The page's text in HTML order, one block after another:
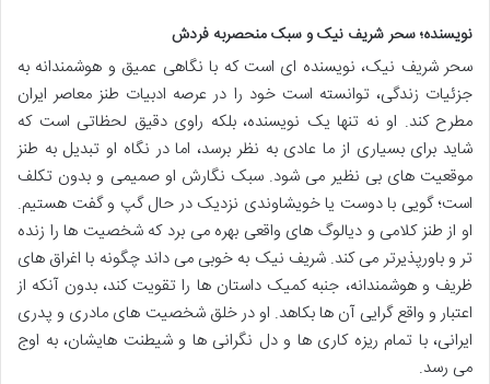
نویسنده؛ سحر شریف نیک و سبک منحصربه فردش
سحر شریف نیک، نویسنده ای است که با نگاهی عمیق و هوشمندانه به
جزئیات زندگی، توانسته است خود را در عرصه ادبیات طنز معاصر ایران
مطرح کند. او نه تنها یک نویسنده، بلکه راوی دقیق لحظاتی است که
شاید برای بسیاری از ما عادی به نظر برسد، اما در نگاه او تبدیل به طنز
موقعیت های بی نظیر می شود. سبک نگارش او صمیمی و بدون تکلف
است؛ گویی با دوست یا خویشاوندی نزدیک در حال گپ و گفت هستیم.
او از طنز کلامی و دیالوگ های واقعی بهره می برد که شخصیت ها را زنده
تر و باورپذیرتر می کند. شریف نیک به خوبی می داند چگونه با اغراق های
ظریف و هوشمندانه، جنبه کمیک داستان ها را تقویت کند، بدون آنکه از
اعتبار و واقع گرایی آن ها بکاهد. او در خلق شخصیت های مادری و پدری
ایرانی، با تمام ریزه کاری ها و دل نگرانی ها و شیطنت هایشان، به اوج
می رسد.